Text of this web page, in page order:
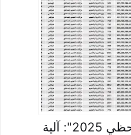
منظومة "راتبك لحظي 2025": آلية